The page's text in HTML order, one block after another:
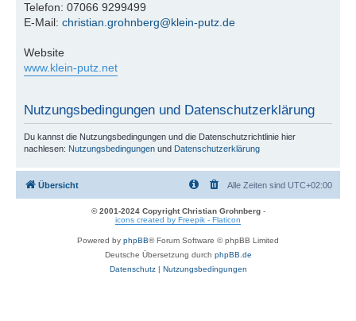
Telefon: 07066 9299499
E-Mail: christian.grohnberg@klein-putz.de
Website
www.klein-putz.net
Nutzungsbedingungen und Datenschutzerklärung
Du kannst die Nutzungsbedingungen und die Datenschutzrichtlinie hier
nachlesen: Nutzungsbedingungen und Datenschutzerklärung
Übersicht Alle Zeiten sind UTC+02:00
© 2001-2024 Copyright Christian Grohnberg-
icons created by Freepik - Flaticon
Powered by phpBB® Forum Software © phpBB Limited
Deutsche Übersetzung durch phpBB.de
Datenschutz| Nutzungsbedingungen